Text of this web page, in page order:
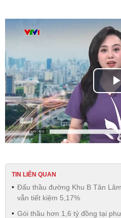
TIN LIÊN QUAN
Đấu thầu đường Khu B Tân
vẫn tiết kiệm 5,17%
Gói thầu hơn 1,6 tỷ đồng tại